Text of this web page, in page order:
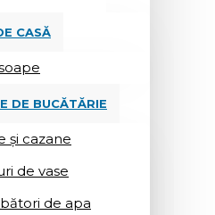
CASĂ
DE BUCĂTĂRIE
și cazane
de vase
de apa